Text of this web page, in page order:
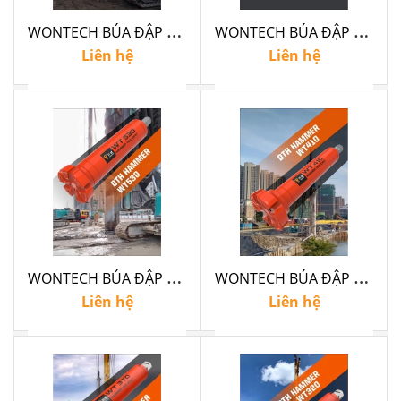
W
ONTECH BÚA ĐẬP WT640
Liên hệ
W
ONTECH BÚA ĐẬP WTC575
Liên hệ
W
ONTECH BÚA ĐẬP WT530
Liên hệ
W
ONTECH BÚA ĐẬP WT410
Liên hệ